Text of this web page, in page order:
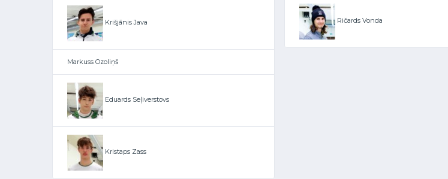
Krišjānis Java
Markuss Ozoliņš
Eduards Seļiverstovs
Kristaps Zass
Ričards Vonda